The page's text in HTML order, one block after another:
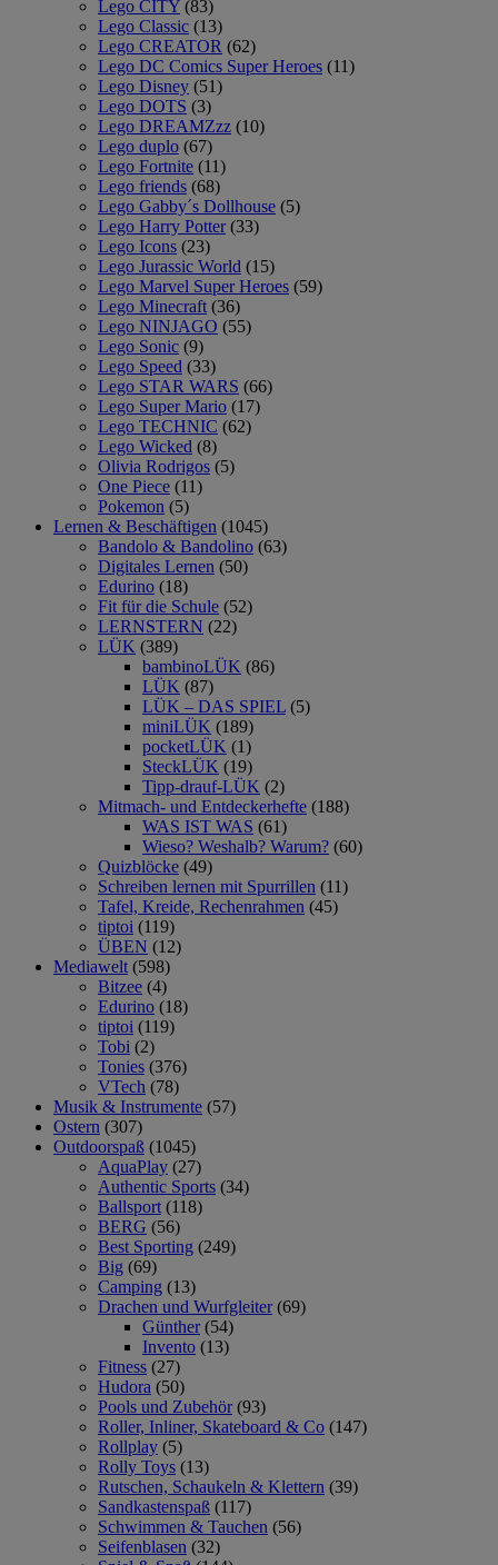
Lego CITY (83)
Lego Classic (13)
Lego CREATOR (62)
Lego DC Comics Super Heroes (11)
Lego Disney (51)
Lego DOTS (3)
Lego DREAMZzz (10)
Lego duplo (67)
Lego Fortnite (11)
Lego friends (68)
Lego Gabby´s Dollhouse (5)
Lego Harry Potter (33)
Lego Icons (23)
Lego Jurassic World (15)
Lego Marvel Super Heroes (59)
Lego Minecraft (36)
Lego NINJAGO (55)
Lego Sonic (9)
Lego Speed (33)
Lego STAR WARS (66)
Lego Super Mario (17)
Lego TECHNIC (62)
Lego Wicked (8)
Olivia Rodrigos (5)
One Piece (11)
Pokemon (5)
Lernen & Beschäftigen (1045)
Bandolo & Bandolino (63)
Digitales Lernen (50)
Edurino (18)
Fit für die Schule (52)
LERNSTERN (22)
LÜK (389)
bambinoLÜK (86)
LÜK (87)
LÜK – DAS SPIEL (5)
miniLÜK (189)
pocketLÜK (1)
SteckLÜK (19)
Tipp-drauf-LÜK (2)
Mitmach- und Entdeckerhefte (188)
WAS IST WAS (61)
Wieso? Weshalb? Warum? (60)
Quizblöcke (49)
Schreiben lernen mit Spurrillen (11)
Tafel, Kreide, Rechenrahmen (45)
tiptoi (119)
ÜBEN (12)
Mediawelt (598)
Bitzee (4)
Edurino (18)
tiptoi (119)
Tobi (2)
Tonies (376)
VTech (78)
Musik & Instrumente (57)
Ostern (307)
Outdoorspaß (1045)
AquaPlay (27)
Authentic Sports (34)
Ballsport (118)
BERG (56)
Best Sporting (249)
Big (69)
Camping (13)
Drachen und Wurfgleiter (69)
Günther (54)
Invento (13)
Fitness (27)
Hudora (50)
Pools und Zubehör (93)
Roller, Inliner, Skateboard & Co (147)
Rollplay (5)
Rolly Toys (13)
Rutschen, Schaukeln & Klettern (39)
Sandkastenspaß (117)
Schwimmen & Tauchen (56)
Seifenblasen (32)